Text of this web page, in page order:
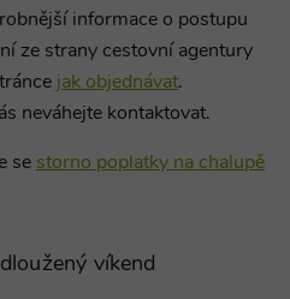
informace o postupu
ze strany cestovní agentury
jak objednávat.
neváhejte kontaktovat.
se storno poplatky na chalupě
víkend